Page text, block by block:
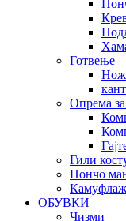
Готвење
Опрема
Гили
Пончо
ОБУВКИ
Чизми